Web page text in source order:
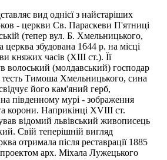
вид однієї з найстаріших
- церкви Св. Параскеви П'ятниці
(тепер вул. Б. Хмельницького,
збудована 1644 р. на місці
княжих часів (ХІІІ ст.). Її
волоський (молдавський) господар
Тимоша Хмельницького, сина
його кам'яний герб,
південному мурі - зображення
корони. Наприкінці ХVІІІ ст.
відомий львівський живописець
Свій теперішній вигляд
отримала після реставрації 1885
арх. Міхала Лужецького